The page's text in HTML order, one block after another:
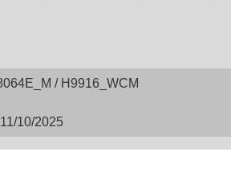
/ H9916_WCM
10/2025